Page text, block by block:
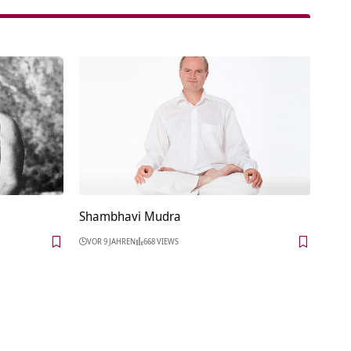
Shambhavi Mudra
VOR 9 JAHREN 668 VIEWS